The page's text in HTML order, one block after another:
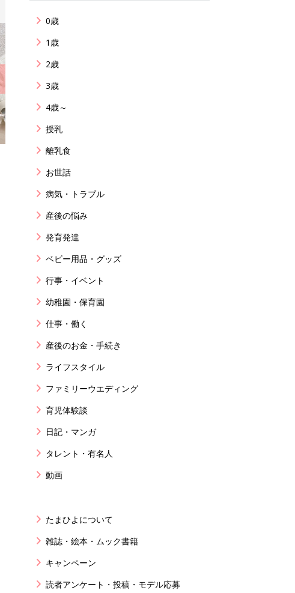
0歳
1歳
2歳
3歳
4歳～
授乳
離乳食
お世話
病気・トラブル
産後の悩み
発育発達
ベビー用品・グッズ
行事・イベント
幼稚園・保育園
仕事・働く
産後のお金・手続き
ライフスタイル
ファミリーウエディング
育児体験談
日記・マンガ
タレント・有名人
動画
たまひよについて
雑誌・絵本・ムック書籍
キャンペーン
読者アンケート・投稿・モデル応募